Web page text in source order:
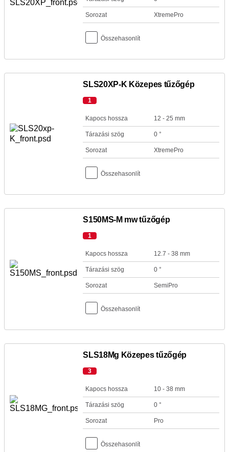
Sorozat XtremePro
Összehasonlít
SLS20XP-K Közepes tűzőgép
1
Kapocs hossza 12 - 25 mm
Tárazási szög 0 °
Sorozat XtremePro
Összehasonlít
S150MS-M mw tűzőgép
1
Kapocs hossza 12.7 - 38 mm
Tárazási szög 0 °
Sorozat SemiPro
Összehasonlít
SLS18Mg Közepes tűzőgép
3
Kapocs hossza 10 - 38 mm
Tárazási szög 0 °
Sorozat Pro
Összehasonlít